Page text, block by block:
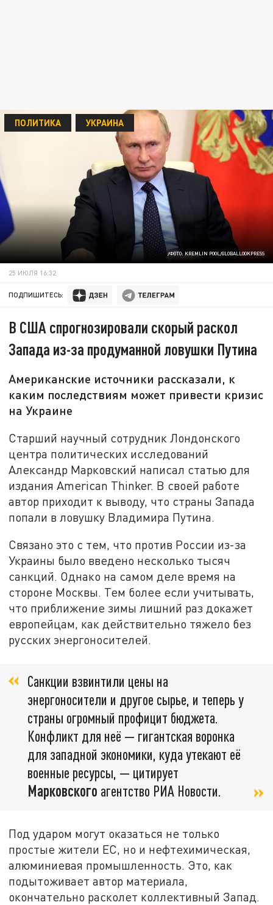
/ФОТО: KREMLIN POOL/GLOBALLOOKPRESS
ПОЛИТИКА УКРАИНА
25 ИЮЛЯ 16:32
ПОДПИШИТЕСЬ:
В США спрогнозировали скорый раскол
Запада из-за продуманной ловушки Путина
Американские источники рассказали, к
каким последствиям может привести кризис
на Украине
Старший научный сотрудник Лондонского
центра политических исследований
Александр Марковский написал статью для
издания American Thinker. В своей работе
автор приходит к выводу, что страны Запада
попали в ловушку Владимира Путина.
Связано это с тем, что против России из-за
Украины было введено несколько тысяч
санкций. Однако на самом деле время на
стороне Москвы. Тем более если учитывать,
что приближение зимы лишний раз докажет
европейцам, как действительно тяжело без
русских энергоносителей.
Санкции взвинтили цены на
энергоносители и другое сырье, и теперь у
страны огромный профицит бюджета.
Конфликт для неё — гигантская воронка
для западной экономики, куда утекают её
военные ресурсы, — цитирует
Марковского агентство РИА Новости.
Под ударом могут оказаться не только
простые жители ЕС, но и нефтехимическая,
алюминиевая промышленность. Это, как
подытоживает автор материала,
окончательно расколет коллективный Запад.